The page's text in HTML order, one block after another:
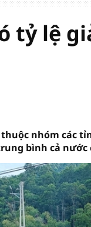
mở đường cho
đối với tham vọng
tỷ lệ
thuộc nhóm các
bình cả nước